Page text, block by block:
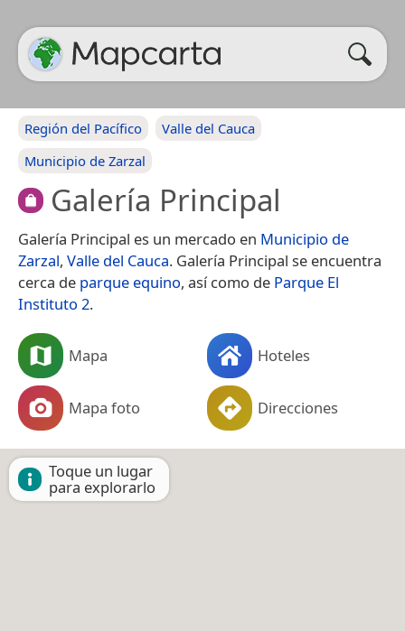
Región del Pacífico
Valle del Cauca
Municipio de Zarzal
Galería Principal
Galería Principal es un mercado en Municipio de
Zarzal, Valle del Cauca. Galería Principal se encuentra
cerca de parque equino, así como de Parque El
Instituto 2.
Mapa Hoteles
Mapa foto Direcciones
Toque un lugar
para explorarlo